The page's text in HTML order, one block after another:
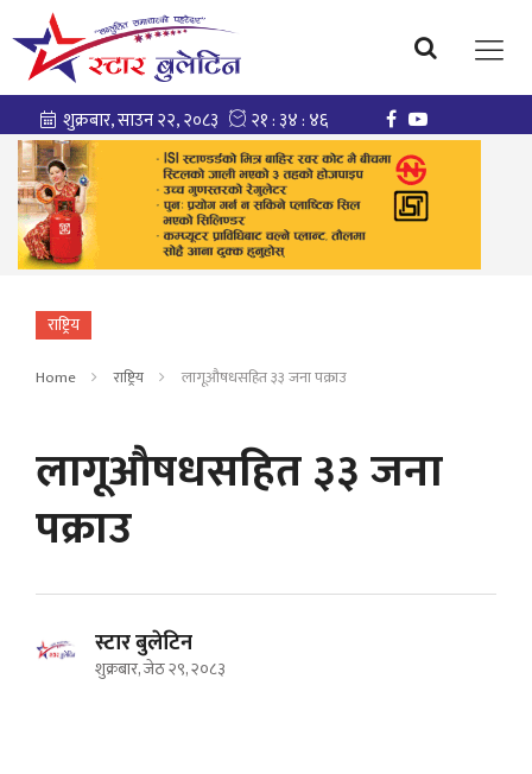
राष्ट्रिय
Home राष्ट्रिय लागूऔषधसहित ३३ जना पक्राउ
लागूऔषधसहित ३३ जना
पक्राउ
स्टार बुलेटिन
शुक्रबार, जेठ २९, २०८३